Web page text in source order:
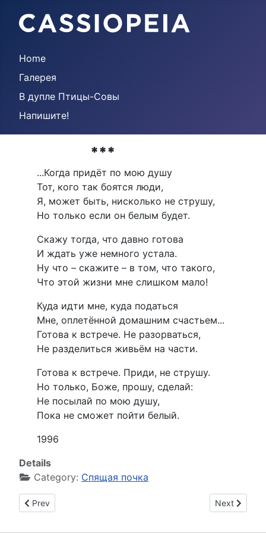
Home
Галерея
В дупле Птицы-Совы
Напишите!
***
...Когда придёт по мою душу
Тот, кого так боятся люди,
Я, может быть, нисколько не струшу,
Но только если он белым будет.
Скажу тогда, что давно готова
И ждать уже немного устала.
Ну что – скажите – в том, что такого,
Что этой жизни мне слишком мало!
Куда идти мне, куда податься
Мне, оплетённой домашним счастьем...
Готова к встрече. Не разорваться,
Не разделиться живьём на части.
Готова к встрече. Приди, не струшу.
Но только, Боже, прошу, сделай:
Не посылай по мою душу,
Пока не сможет пойти белый.
1996
Details
Category: Спящая почка
Previous article: Рождение Пегаса
Prev Next article:
Next